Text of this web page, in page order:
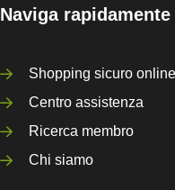
Naviga rapidamente
Shopping sicuro
Centro assistenza
Ricerca membro
Chi siamo